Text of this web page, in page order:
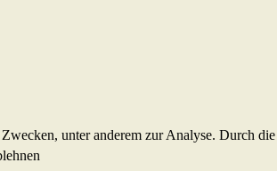
unter anderem zur Analyse. Durch